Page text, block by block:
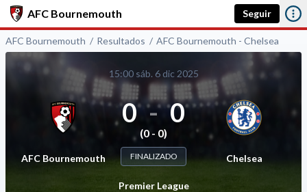
AFC Bournemouth Seguir
AFC Bournemouth Resultados AFC Bournemouth - Chelsea
15:00 sáb. 6 dic 2025
AFC Bournemouth
0 - 0
(0 - 0)
FINALIZADO Chelsea
Premier League